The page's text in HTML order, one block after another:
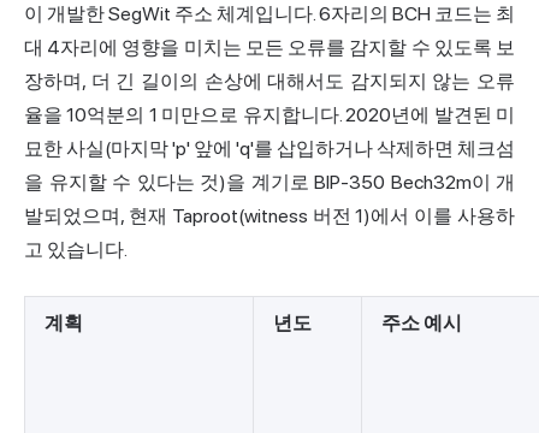
이 개발한SegWit 주소 체계입니다. 6자리의 BCH 코드는 최
대 4자리에 영향을 미치는 모든 오류를 감지할 수 있도록 보
장하며, 더 긴 길이의 손상에 대해서도 감지되지 않는 오류
율을 10억분의 1 미만으로 유지합니다. 2020년에 발견된 미
묘한 사실(마지막 'p' 앞에 'q'를 삽입하거나 삭제하면 체크섬
을 유지할 수 있다는 것)을 계기로 BIP-350 Bech32m이 개
발되었으며, 현재 Taproot(witness 버전 1)에서 이를 사용하
고 있습니다.
계획 년도 주소 예시